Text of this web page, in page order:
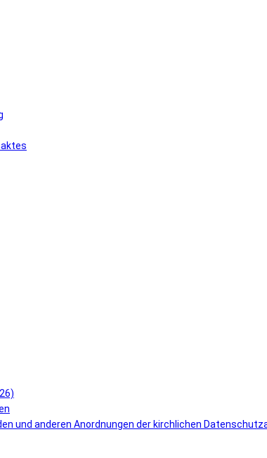
und anderen Anordnungen der kirchlichen